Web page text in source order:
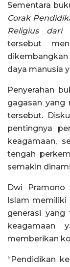
Sementara
Corak
Religius dari
tersebut
dikembangkan
daya manusia
Penyerahan
gagasan yang
tersebut.
pentingnya
keagamaan,
tengah
semakin
Dwi Pramono
Islam memiliki
generasi
keagamaan
memberikan
“Pendidikan